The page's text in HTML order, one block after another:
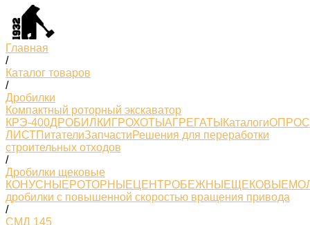
Главная
/
Каталог товаров
/
Дробилки
Компактный роторный экскаватор
КРЭ-400ДРОБИЛКИ ГРОХОТЫ АГРЕГАТЫ Каталоги
ЛИСТПитателиЗапчастиРешения для переработки
строительных отходов
/
Дробилки щековые
КОНУСНЫЕРОТОРНЫЕ ЦЕНТРОБЕЖНЫЕ ЩЕКОВЫЕ
дробилки с повышенной скоростью вращения привода
/
СМД 145